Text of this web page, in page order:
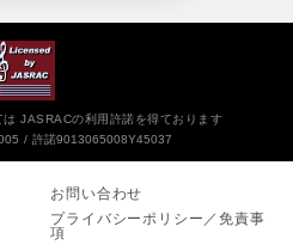
JASRACの利用許諾を得ております
許諾9013065008Y45037
お問い合わせ
プライバシーポリシー／免責事
項